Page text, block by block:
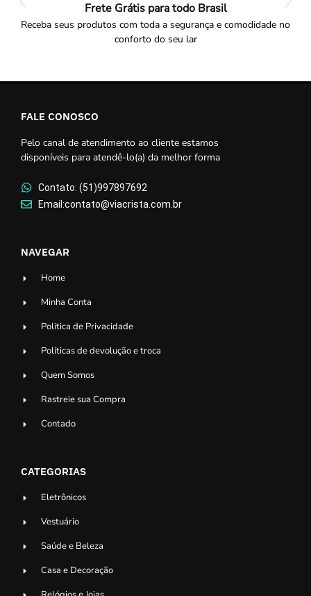
Frete Grátis para todo Brasil
Receba seus produtos com toda a segurança e comodidade no
conforto do seu lar
FALE CONOSCO
Pelo canal de atendimento ao cliente estamos
disponíveis para atendê-lo(a) da melhor forma
Contato: (51)997897692
Email:contato@viacrista.com.br
NAVEGAR
Home
Minha Conta
Politica de Privacidade
Políticas de devolução e troca
Quem Somos
Rastreie sua Compra
Contado
CATEGORIAS
Eletrônicos
Vestuário
Saúde e Beleza
Casa e Decoração